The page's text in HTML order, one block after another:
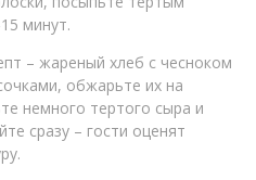
минут.
– жареный хлеб с чесноком
обжарьте их на
немного тертого сыра и
сразу – гости оценят